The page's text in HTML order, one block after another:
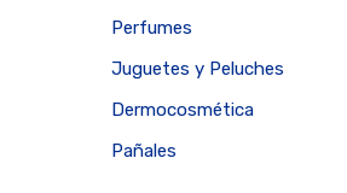
Perfumes
Juguetes y Peluches
Dermocosmética
Pañales